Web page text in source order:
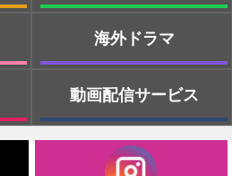
海外ドラマ
動画配信サービス